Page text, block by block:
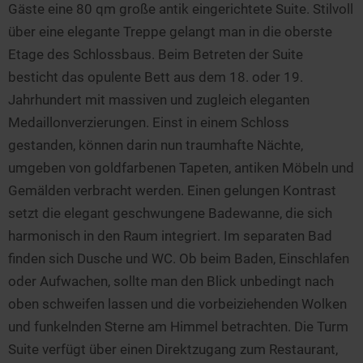
Gäste eine 80 qm große antik eingerichtete Suite. Stilvoll
über eine elegante Treppe gelangt man in die oberste
Etage des Schlossbaus. Beim Betreten der Suite
besticht das opulente Bett aus dem 18. oder 19.
Jahrhundert mit massiven und zugleich eleganten
Medaillonverzierungen. Einst in einem Schloss
gestanden, können darin nun traumhafte Nächte,
umgeben von goldfarbenen Tapeten, antiken Möbeln und
Gemälden verbracht werden. Einen gelungen Kontrast
setzt die elegant geschwungene Badewanne, die sich
harmonisch in den Raum integriert. Im separaten Bad
finden sich Dusche und WC. Ob beim Baden, Einschlafen
oder Aufwachen, sollte man den Blick unbedingt nach
oben schweifen lassen und die vorbeiziehenden Wolken
und funkelnden Sterne am Himmel betrachten. Die Turm
Suite verfügt über einen Direktzugang zum Restaurant,